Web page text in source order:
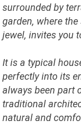
surrounded by
garden, where
jewel, invites you
It is a typical
perfectly into its
always been part
traditional
natural and